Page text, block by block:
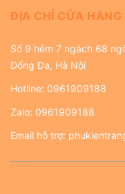
ĐỊA CHỈ CỬA HÀNG
Số 9 hẻm 7 ngách 68
Đống Đa, Hà Nội
Hotline: 0961909188
Zalo: 0961909188
Email hỗ trợ: